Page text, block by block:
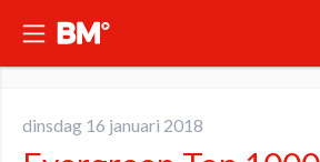
dinsdag 16 januari 2018